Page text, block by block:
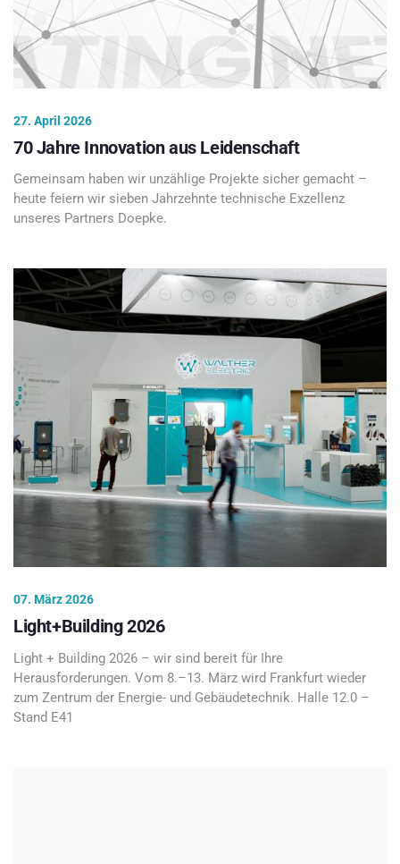
27. April 2026
70 Jahre Innovation aus Leidenschaft
Gemeinsam haben wir unzählige Projekte sicher gemacht –
heute feiern wir sieben Jahrzehnte technische Exzellenz
unseres Partners Doepke.
07. März 2026
Light+Building 2026
Light + Building 2026 – wir sind bereit für Ihre
Herausforderungen. Vom 8.–13. März wird Frankfurt wieder
zum Zentrum der Energie- und Gebäudetechnik. Halle 12.0 –
Stand E41